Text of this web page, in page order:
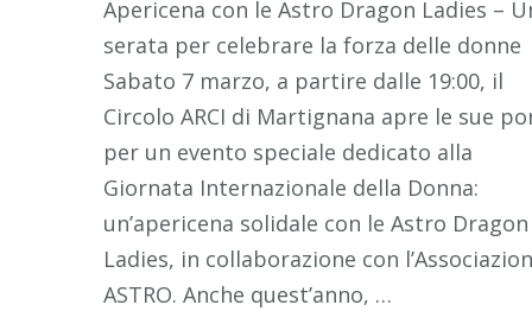
Apericena con le Astro Dragon Ladies –
serata per celebrare la forza delle donne
Sabato 7 marzo, a partire dalle 19:00, il
Circolo ARCI di Martignana apre le sue
per un evento speciale dedicato alla
Giornata Internazionale della Donna:
un’apericena solidale con le Astro Dragon
Ladies, in collaborazione con
ASTRO. Anche quest’anno, …